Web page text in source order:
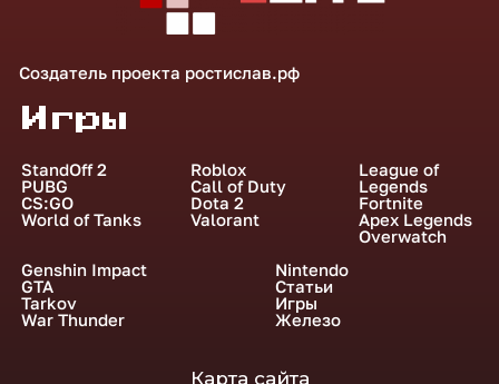
Создатель проекта ростислав.рф
Игры
StandOff 2
PUBG
CS:GO
World of Tanks
Roblox
Call of Duty
Dota 2
Valorant
League of
Legends
Fortnite
Apex Legends
Overwatch
Genshin Impact
GTA
Tarkov
War Thunder
Nintendo
Статьи
Игры
Железо
Карта сайта